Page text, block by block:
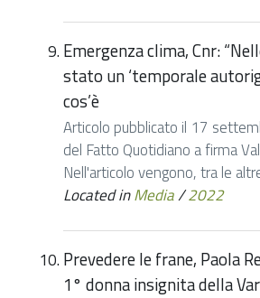
Emergenza clima, Cnr:
stato un ‘temporale
cos’è
Articolo pubblicato il 17
del Fatto Quotidiano a firma
Nell'articolo vengono, tra le
Located inMedia/2022
Prevedere le frane, Paola
1° donna insignita della